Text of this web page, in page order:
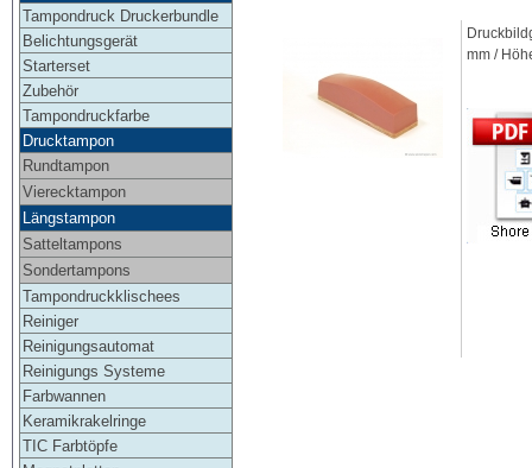
Tampondruck Druckerbundle
Belichtungsgerät
Starterset
Zubehör
Tampondruckfarbe
Drucktampon
Rundtampon
Vierecktampon
Längstampon
Satteltampons
Sondertampons
Tampondruckklischees
Reiniger
Reinigungsautomat
Reinigungs Systeme
Farbwannen
Keramikrakelringe
TIC Farbtöpfe
mm /